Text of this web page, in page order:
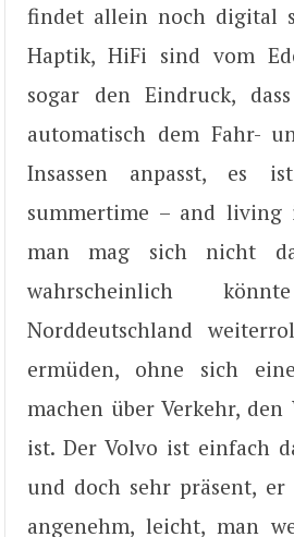
findet allein noch digital
Haptik, HiFi sind vom
sogar den Eindruck,
automatisch dem Fahr-
Insassen anpasst, es
summertime – and living
man mag sich nicht
wahrscheinlich
Norddeutschland
ermüden, ohne sich
machen über Verkehr, den
ist. Der Volvo ist einfach
und doch sehr präsent, er
angenehm, leicht, man